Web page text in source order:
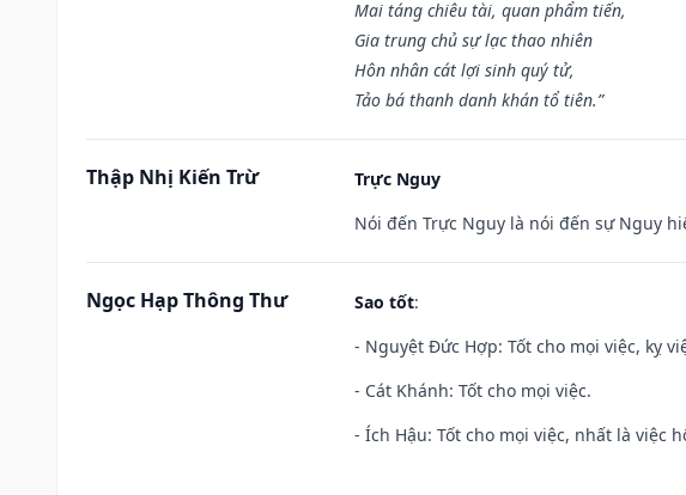
Mai táng chiêu tài, quan phẩm tiến,
Gia trung chủ sự lạc thao nhiên
Hôn nhân cát lợi sinh quý tử,
Tảo bá thanh danh khán tổ tiên.”
Thập Nhị Kiến Trừ
Trực Nguy
Nói đến Trực Nguy là nói đến sự Nguy
Ngọc Hạp Thông Thư Sao tốt:
- Nguyệt Đức Hợp: Tốt cho mọi việc, kỵ
- Cát Khánh: Tốt cho mọi việc.
- Ích Hậu: Tốt cho mọi việc, nhất là việc